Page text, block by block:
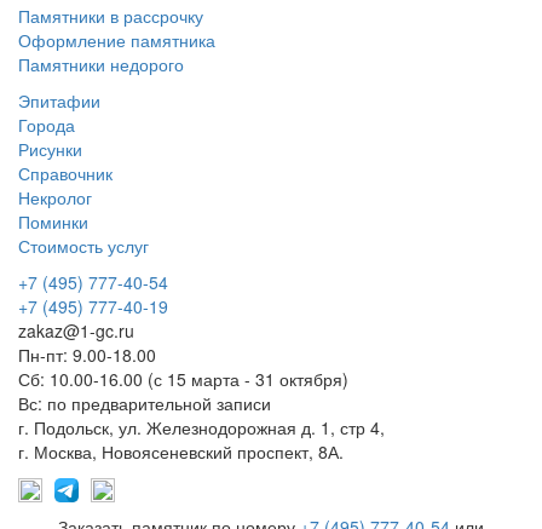
Памятники в рассрочку
Оформление памятника
Памятники недорого
Эпитафии
Города
Рисунки
Справочник
Некролог
Поминки
Стоимость услуг
+7 (495) 777-40-54
+7 (495) 777-40-19
zakaz@1-gc.ru
Пн-пт: 9.00-18.00
Сб: 10.00-16.00 (с 15 марта - 31 октября)
Вс: по предварительной записи
г. Подольск, ул. Железнодорожная д. 1, стр 4,
г. Москва, Новоясеневский проспект, 8А.